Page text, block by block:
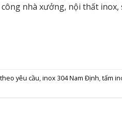
nhà xưởng, nội thất inox,
yêu cầu,inox 304 Nam Định,tấm